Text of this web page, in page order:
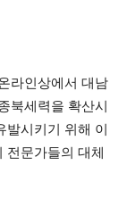
라인상에서 대남
북세력을 확산시
발시키기 위해 이
전문가들의 대체